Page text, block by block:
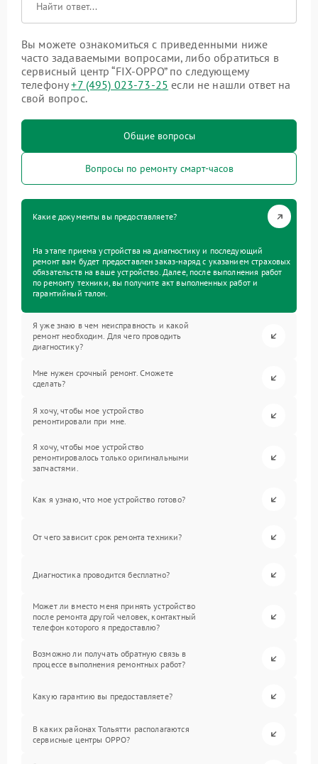
Вы можете ознакомиться с приведенными ниже
часто задаваемыми вопросами, либо обратиться в
сервисный центр “FIX-OPPO” по следующему
телефону+7 (495) 023-73-25 если не нашли ответ на
свой вопрос.
Общие вопросы
Вопросы по ремонту смарт-часов
Какие документы вы предоставляете?
На этапе приема устройства на диагностику и последующий
ремонт вам будет предоставлен заказ-наряд с указанием страховых
обязательств на ваше устройство. Далее, после выполнения работ
по ремонту техники, вы получите акт выполненных работ и
гарантийный талон.
Я уже знаю в чем неисправность и какой
ремонт необходим. Для чего проводить
диагностику?
Мне нужен срочный ремонт. Сможете
сделать?
Я хочу, чтобы мое устройство
ремонтировали при мне.
Я хочу, чтобы мое устройство
ремонтировалось только оригинальными
запчастями.
Как я узнаю, что мое устройство готово?
От чего зависит срок ремонта техники?
Диагностика проводится бесплатно?
Может ли вместо меня принять устройство
после ремонта другой человек, контактный
телефон которого я предоставлю?
Возможно ли получать обратную связь в
процессе выполнения ремонтных работ?
Какую гарантию вы предоставляете?
В каких районах Тольятти располагаются
сервисные центры OPPO?